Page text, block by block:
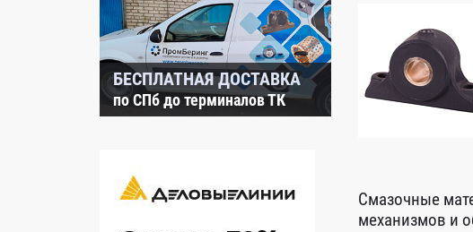
БЕСПЛАТНАЯ ДОСТАВКА
по СПб до терминалов ТК
Смазочные
механизмов и